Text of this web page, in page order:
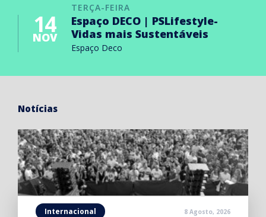
TERÇA-FEIRA
14
NOV
Espaço DECO | PSLifestyle-
Vidas mais Sustentáveis
Espaço Deco
Notícias
Internacional 8 Agosto, 2026